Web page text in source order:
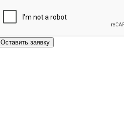
Оставить заявку